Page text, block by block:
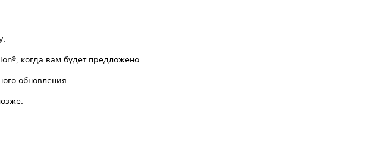
когда вам будет предложено.
обновления.